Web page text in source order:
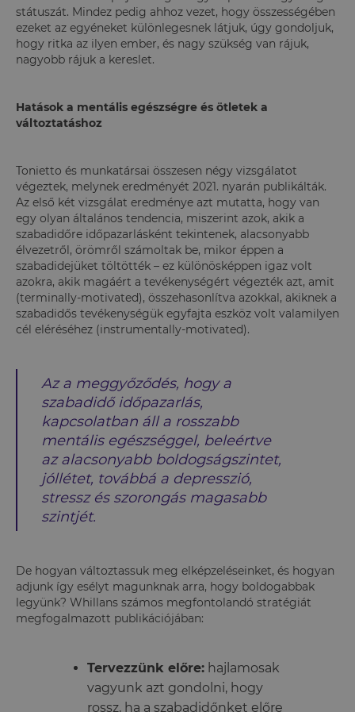
státuszát. Mindez pedig ahhoz vezet, hogy összességében
ezeket az egyéneket különlegesnek látjuk, úgy gondoljuk,
hogy ritka az ilyen ember, és nagy szükség van rájuk,
nagyobb rájuk a kereslet.
Hatások a mentális egészségre és ötletek a
változtatáshoz
Tonietto és munkatársai összesen négy vizsgálatot
végeztek, melynek eredményét 2021. nyarán publikálták.
Az első két vizsgálat eredménye azt mutatta, hogy van
egy olyan általános tendencia, miszerint azok, akik a
szabadidőre időpazarlásként tekintenek, alacsonyabb
élvezetről, örömről számoltak be, mikor éppen a
szabadidejüket töltötték – ez különösképpen igaz volt
azokra, akik magáért a tevékenységért végezték azt, amit
(terminally-motivated), összehasonlítva azokkal, akiknek a
szabadidős tevékenységük egyfajta eszköz volt valamilyen
cél eléréséhez (instrumentally-motivated).
Az a meggyőződés, hogy a
szabadidő időpazarlás,
kapcsolatban áll a rosszabb
mentális egészséggel, beleértve
az alacsonyabb boldogságszintet,
jóllétet, továbbá a depresszió,
stressz és szorongás magasabb
szintjét.
De hogyan változtassuk meg elképzeléseinket, és hogyan
adjunk így esélyt magunknak arra, hogy boldogabbak
legyünk? Whillans számos megfontolandó stratégiát
megfogalmazott publikációjában:
Tervezzünk előre: hajlamosak
vagyunk azt gondolni, hogy
rossz, ha a szabadidőnket előre